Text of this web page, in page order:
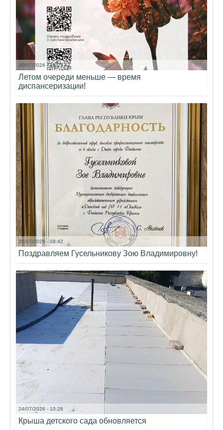
30/07/2026 - 18:23
Летом очереди меньше — время
диспансеризации!
25/07/2026 - 08:42
Поздравляем Гусельникову Зою Владимировну!
24/07/2026 - 10:28
Крыша детского сада обновляется